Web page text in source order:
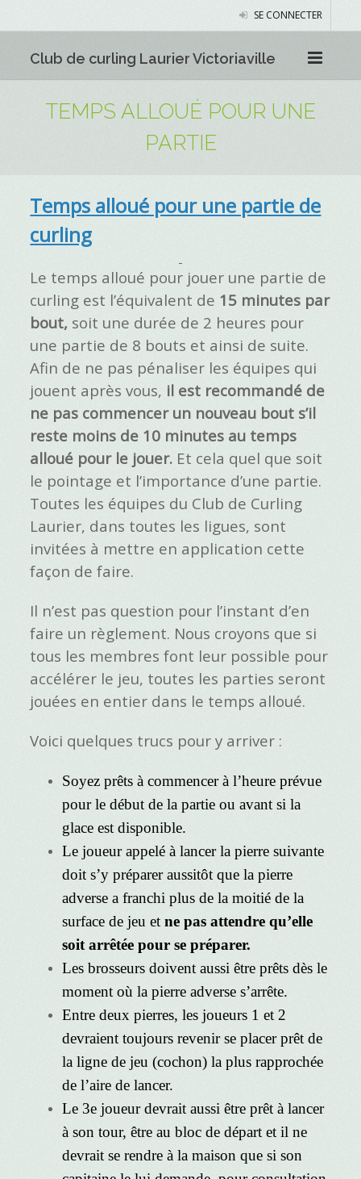
SE CONNECTER
Club de curling Laurier Victoriaville
TEMPS ALLOUÉ POUR UNE
PARTIE
Temps alloué pour une partie de
curling
Le temps alloué pour jouer une partie de
curling est l’équivalent de 15 minutes par
bout, soit une durée de 2 heures pour
une partie de 8 bouts et ainsi de suite.
Afin de ne pas pénaliser les équipes qui
jouent après vous, il est recommandé de
ne pas commencer un nouveau bout s’il
reste moins de 10 minutes au temps
alloué pour le jouer. Et cela quel que soit
le pointage et l’importance d’une partie.
Toutes les équipes du Club de Curling
Laurier, dans toutes les ligues, sont
invitées à mettre en application cette
façon de faire.
Il n’est pas question pour l’instant d’en
faire un règlement. Nous croyons que si
tous les membres font leur possible pour
accélérer le jeu, toutes les parties seront
jouées en entier dans le temps alloué.
Voici quelques trucs pour y arriver :
Soyez prêts à commencer à l’heure prévue
pour le début de la partie ou avant si la
glace est disponible.
Le joueur appelé à lancer la pierre suivante
doit s’y préparer aussitôt que la pierre
adverse a franchi plus de la moitié de la
surface de jeu etne pas attendre qu’elle
soit arrêtée pour se préparer.
Les brosseurs doivent aussi être prêts dès le
moment où la pierre adverse s’arrête.
Entre deux pierres, les joueurs 1 et 2
devraient toujours revenir se placer prêt de
la ligne de jeu (cochon) la plus rapprochée
de l’aire de lancer.
Le 3e joueur devrait aussi être prêt à lancer
à son tour, être au bloc de départ et il ne
devrait se rendre à la maison que si son